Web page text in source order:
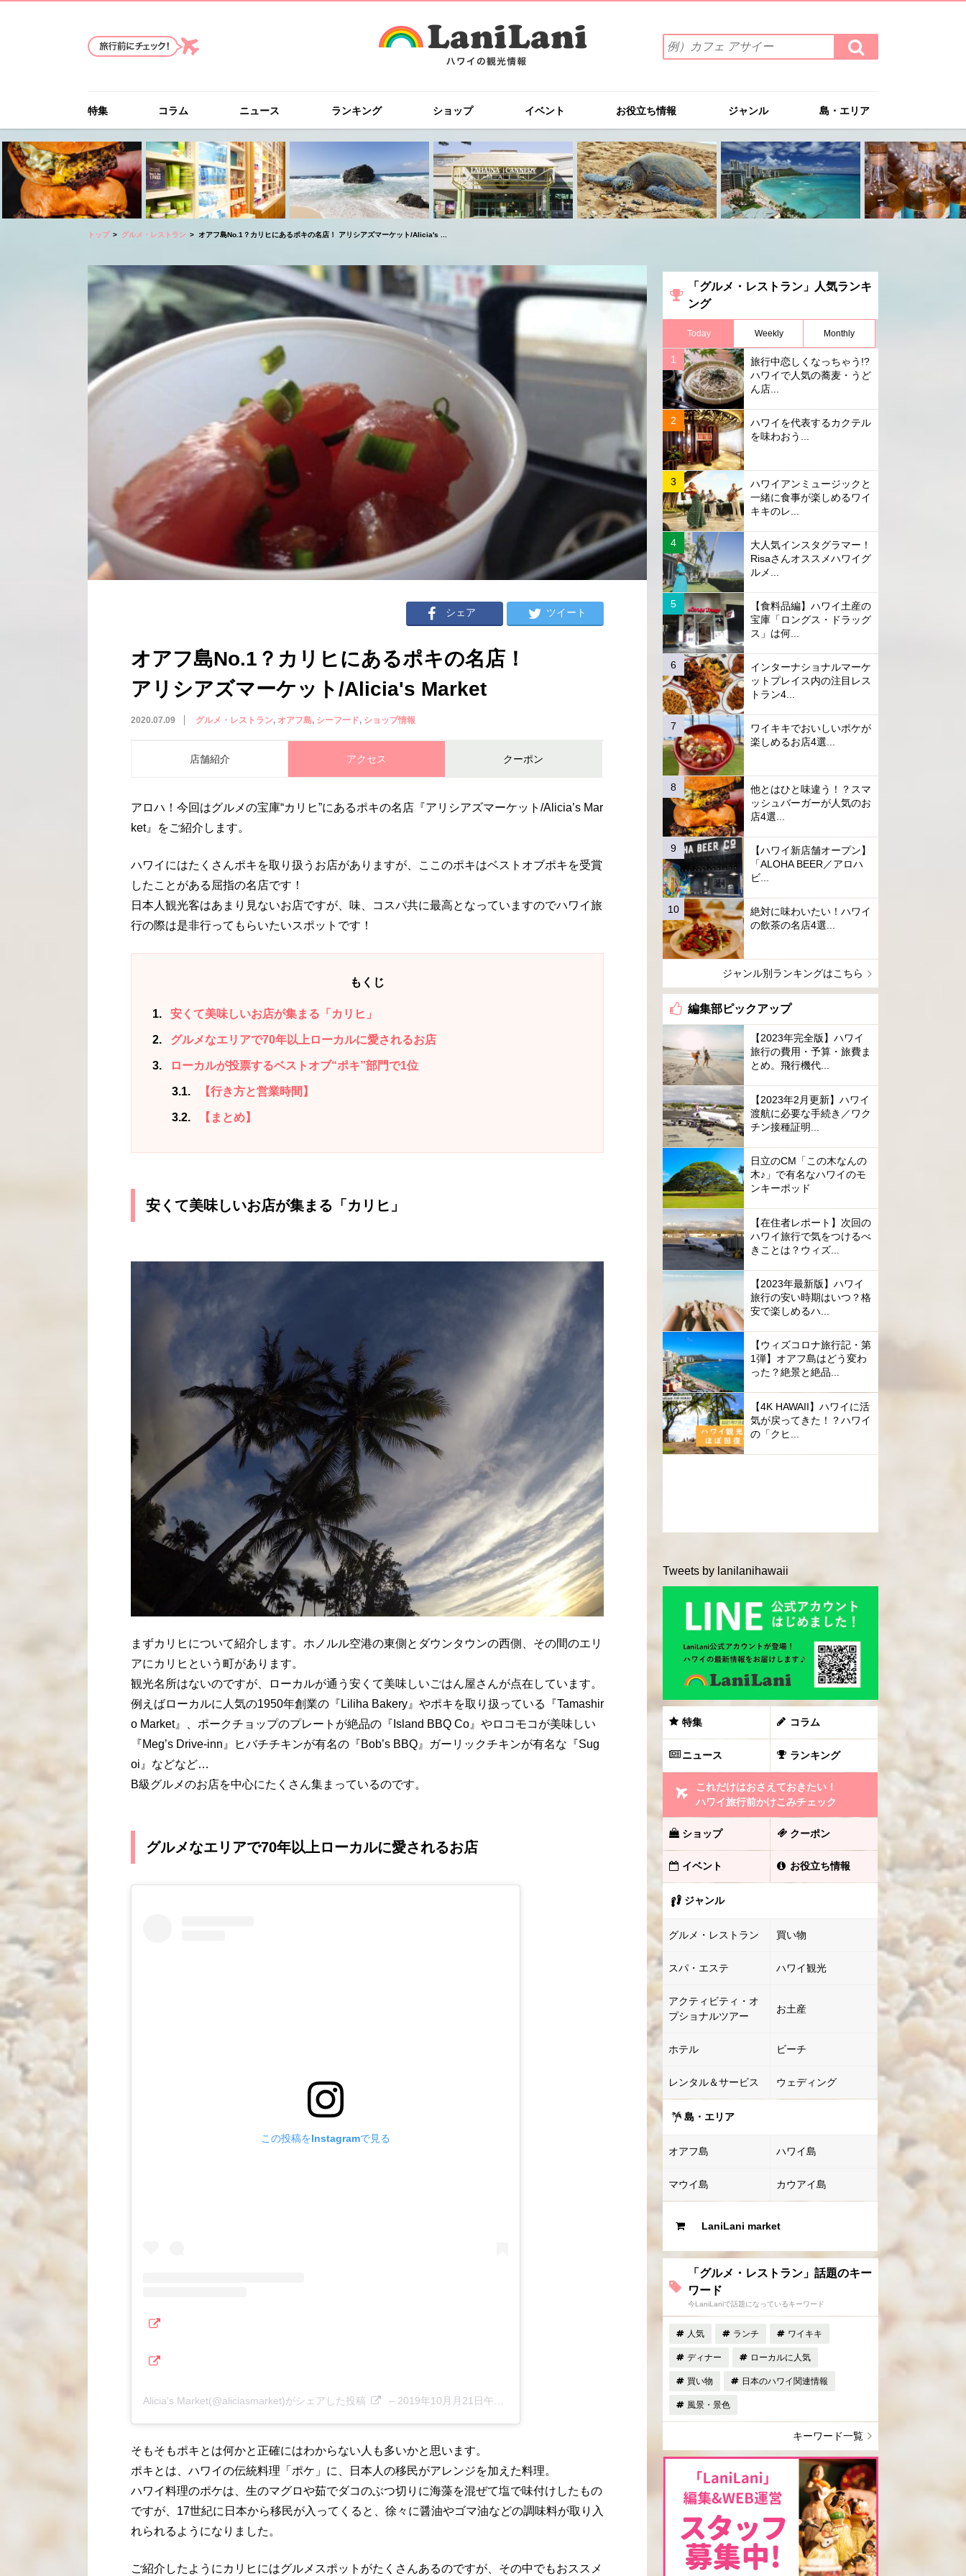
索
ワ
を
入
力
(例）
カ
フ
ェ
イ
ー
検
索
す
特集 コラム ニュース ランキング ショップ イベント お役立ち情報 ジャンル 島・エリア
トップ グルメ・レストラン オアフ島No.1？カリヒにあるポキの名店！ アリシアズマーケット/Alicia's ...
シェア ツイート
オアフ島No.1？カリヒにあるポキの名店！
アリシアズマーケット/Alicia's Market
2020.07.09 グルメ・レストラン オアフ島 シーフード ショップ情報
店舗紹介 アクセス クーポン
アロハ！今回はグルメの宝庫“カリヒ”にあるポキの名店『アリシアズマーケット/Alicia’s Mar
ket』をご紹介します。
ハワイにはたくさんポキを取り扱うお店がありますが、ここのポキはベストオブポキを受賞
したことがある屈指の名店です！
日本人観光客はあまり見ないお店ですが、味、コスパ共に最高となっていますのでハワイ旅
行の際は是非行ってもらいたいスポットです！
もくじ
1 安くて美味しいお店が集まる「カリヒ」
2 グルメなエリアで70年以上ローカルに愛されるお店
3 ローカルが投票するベストオブ“ポキ”部門で1位
3.1 【行き方と営業時間】
3.2 【まとめ】
安くて美味しいお店が集まる「カリヒ」
まずカリヒについて紹介します。ホノルル空港の東側とダウンタウンの西側、その間のエリ
アにカリヒという町があります。
観光名所はないのですが、ローカルが通う安くて美味しいごはん屋さんが点在しています。
例えばローカルに人気の1950年創業の『Liliha Bakery』やポキを取り扱っている『Tamashir
o Market』、ポークチョップのプレートが絶品の『Island BBQ Co』やロコモコが美味しい
『Meg’s Drive-inn』ヒバチチキンが有名の『Bob’s BBQ』ガーリックチキンが有名な『Sug
oi』などなど…
B級グルメのお店を中心にたくさん集まっているのです。
グルメなエリアで70年以上ローカルに愛されるお店
この投稿をInstagramで見る
Alicia's Market(@aliciasmarket)がシェアした投稿 – 2019年10月月21日午後3時08分PDT
そもそもポキとは何かと正確にはわからない人も多いかと思います。
ポキとは、ハワイの伝統料理「ポケ」に、日本人の移民がアレンジを加えた料理。
ハワイ料理のポケは、生のマグロや茹でダコのぶつ切りに海藻を混ぜて塩で味付けしたもの
ですが、17世紀に日本から移民が入ってくると、徐々に醤油やゴマ油などの調味料が取り入
れられるようになりました。
ご紹介したようにカリヒにはグルメスポットがたくさんあるのですが、その中でもおススメ
「グルメ・レストラン」人気ランキ
ング
Today Weekly Monthly
旅行中恋しくなっちゃう!?
ハワイで人気の蕎麦・うど
ん店...
ハワイを代表するカクテル
を味わおう...
ハワイアンミュージックと
一緒に食事が楽しめるワイ
キキのレ...
大人気インスタグラマー！
Risaさんオススメハワイグ
ルメ...
【食料品編】ハワイ土産の
宝庫「ロングス・ドラッグ
ス」は何...
インターナショナルマーケ
ットプレイス内の注目レス
トラン4...
ワイキキでおいしいポケが
楽しめるお店4選...
他とはひと味違う！？スマ
ッシュバーガーが人気のお
店4選...
【ハワイ新店舗オープン】
「ALOHA BEER／アロハ
ビ...
絶対に味わいたい！ハワイ
の飲茶の名店4選...
ジャンル別ランキングはこちら
編集部ピックアップ
【2023年完全版】ハワイ
旅行の費用・予算・旅費ま
とめ。飛行機代...
【2023年2月更新】ハワイ
渡航に必要な手続き／ワク
チン接種証明...
日立のCM「この木なんの
木♪」で有名なハワイのモ
ンキーポッド
【在住者レポート】次回の
ハワイ旅行で気をつけるべ
きことは？ウィズ...
【2023年最新版】ハワイ
旅行の安い時期はいつ？格
安で楽しめるハ...
【ウィズコロナ旅行記・第
1弾】オアフ島はどう変わ
った？絶景と絶品...
【4K HAWAII】ハワイに活
気が戻ってきた！？ハワイ
の「クヒ...
Tweets by lanilanihawaii
特集 コラム
ニュース ランキング
これだけはおさえておきたい！
ハワイ旅行前かけこみチェック
ショップ クーポン
イベント お役立ち情報
ジャンル
グルメ・レストラン 買い物
スパ・エステ ハワイ観光
アクティビティ・オ
プショナルツアー
お土産
ホテル ビーチ
レンタル＆サービス ウェディング
島・エリア
オアフ島 ハワイ島
マウイ島 カウアイ島
LaniLani market
「グルメ・レストラン」話題のキー
ワード
今LaniLaniで話題になっているキーワード
人気 ランチ ワイキキ
ディナー ローカルに人気
買い物 日本のハワイ関連情報
風景・景色
キーワード一覧